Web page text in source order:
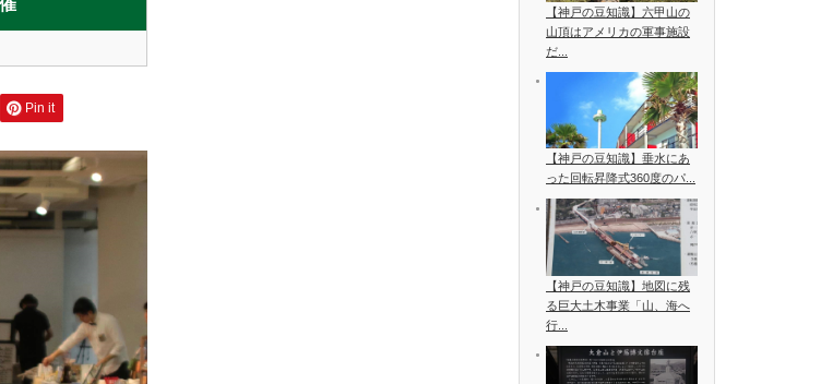
Pin it
【神戸の豆知識】六甲山の
山頂はアメリカの軍事施設
だ...
【神戸の豆知識】垂水にあ
った回転昇降式360度のパ...
【神戸の豆知識】地図に残
る巨大土木事業「山、海へ
行...